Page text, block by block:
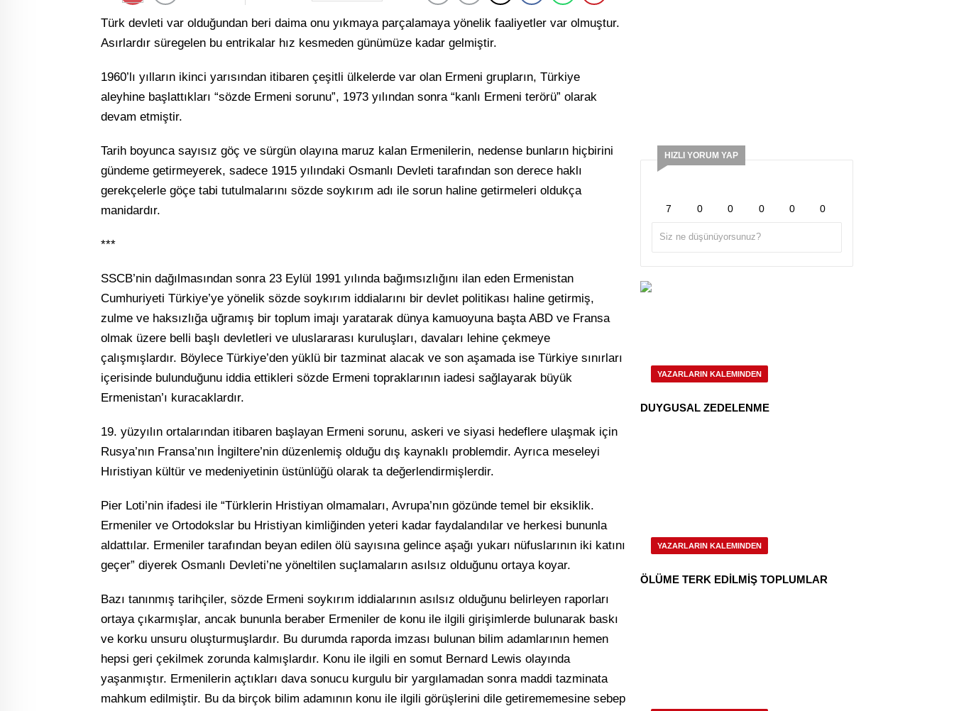
Türk devleti var olduğundan beri daima onu yıkmaya parçalamaya yönelik faaliyetler var olmuştur.
Asırlardır süregelen bu entrikalar hız kesmeden günümüze kadar gelmiştir.
1960’lı yılların ikinci yarısından itibaren çeşitli ülkelerde var olan Ermeni grupların, Türkiye
aleyhine başlattıkları “sözde Ermeni sorunu”, 1973 yılından sonra “kanlı Ermeni terörü” olarak
devam etmiştir.
Tarih boyunca sayısız göç ve sürgün olayına maruz kalan Ermenilerin, nedense bunların hiçbirini
gündeme getirmeyerek, sadece 1915 yılındaki Osmanlı Devleti tarafından son derece haklı
gerekçelerle göçe tabi tutulmalarını sözde soykırım adı ile sorun haline getirmeleri oldukça
manidardır.
***
SSCB’nin dağılmasından sonra 23 Eylül 1991 yılında bağımsızlığını ilan eden Ermenistan
Cumhuriyeti Türkiye’ye yönelik sözde soykırım iddialarını bir devlet politikası haline getirmiş,
zulme ve haksızlığa uğramış bir toplum imajı yaratarak dünya kamuoyuna başta ABD ve Fransa
olmak üzere belli başlı devletleri ve uluslararası kuruluşları, davaları lehine çekmeye
çalışmışlardır. Böylece Türkiye’den yüklü bir tazminat alacak ve son aşamada ise Türkiye sınırları
içerisinde bulunduğunu iddia ettikleri sözde Ermeni topraklarının iadesi sağlayarak büyük
Ermenistan’ı kuracaklardır.
19. yüzyılın ortalarından itibaren başlayan Ermeni sorunu, askeri ve siyasi hedeflere ulaşmak için
Rusya’nın Fransa’nın İngiltere’nin düzenlemiş olduğu dış kaynaklı problemdir. Ayrıca meseleyi
Hıristiyan kültür ve medeniyetinin üstünlüğü olarak ta değerlendirmişlerdir.
Pier Loti’nin ifadesi ile “Türklerin Hristiyan olmamaları, Avrupa’nın gözünde temel bir eksiklik.
Ermeniler ve Ortodokslar bu Hristiyan kimliğinden yeteri kadar faydalandılar ve herkesi bununla
aldattılar. Ermeniler tarafından beyan edilen ölü sayısına gelince aşağı yukarı nüfuslarının iki katını
geçer” diyerek Osmanlı Devleti’ne yöneltilen suçlamaların asılsız olduğunu ortaya koyar.
Bazı tanınmış tarihçiler, sözde Ermeni soykırım iddialarının asılsız olduğunu belirleyen raporları
ortaya çıkarmışlar, ancak bununla beraber Ermeniler de konu ile ilgili girişimlerde bulunarak baskı
ve korku unsuru oluşturmuşlardır. Bu durumda raporda imzası bulunan bilim adamlarının hemen
hepsi geri çekilmek zorunda kalmışlardır. Konu ile ilgili en somut Bernard Lewis olayında
yaşanmıştır. Ermenilerin açtıkları dava sonucu kurgulu bir yargılamadan sonra maddi tazminata
mahkum edilmiştir. Bu da birçok bilim adamının konu ile ilgili görüşlerini dile getirememesine sebep
HIZLI YORUM YAP
7 0 0 0 0 0
YAZARLARIN KALEMINDEN
DUYGUSAL ZEDELENME
YAZARLARIN KALEMINDEN
ÖLÜME TERK EDİLMİŞ TOPLUMLAR